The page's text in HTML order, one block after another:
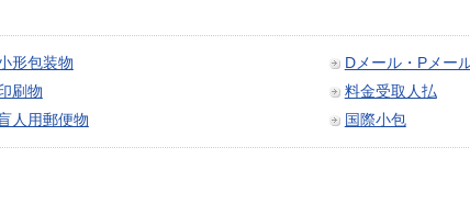
形包装物
刷物
人用郵便物
Dメール・Pメー
料金受取人払
国際小包